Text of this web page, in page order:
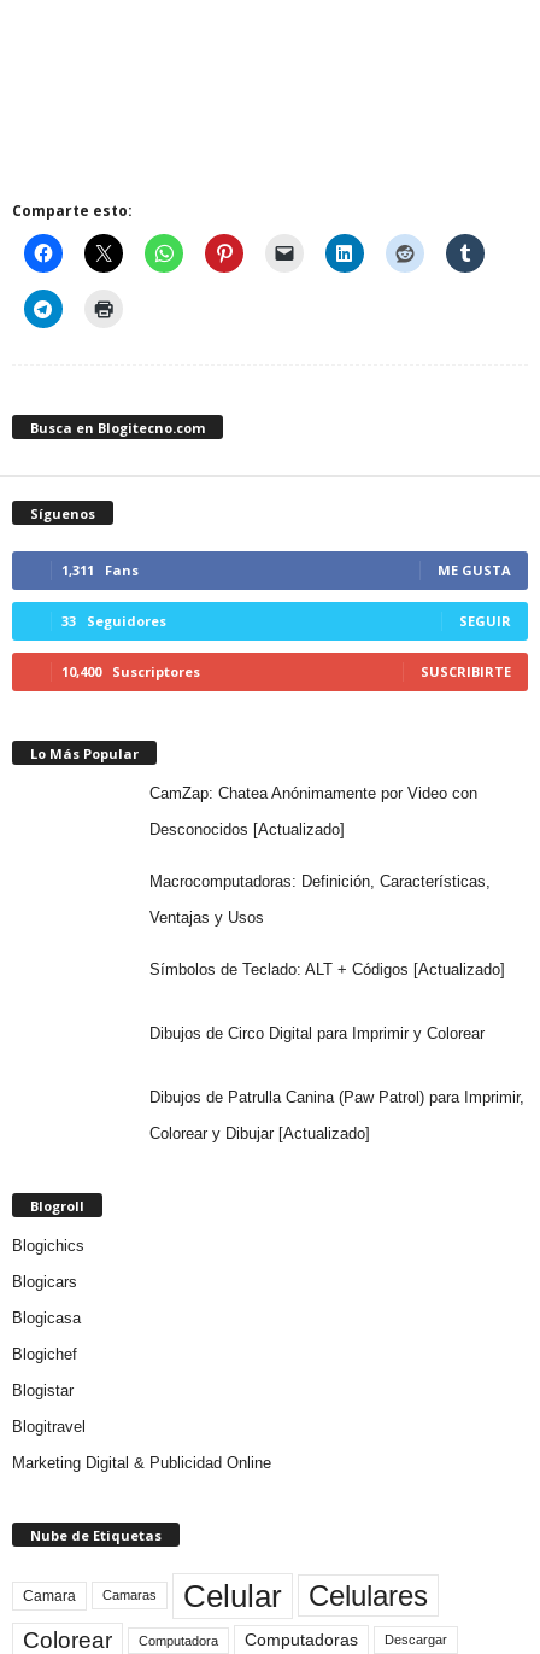
Comparte esto:
Busca en Blogitecno.com
Síguenos
1,311 Fans ME GUSTA
33 Seguidores SEGUIR
10,400 Suscriptores SUSCRIBIRTE
Lo Más Popular
CamZap: Chatea Anónimamente por Video con
Desconocidos [Actualizado]
Macrocomputadoras: Definición, Características,
Ventajas y Usos
Símbolos de Teclado: ALT + Códigos [Actualizado]
Dibujos de Circo Digital para Imprimir y Colorear
Dibujos de Patrulla Canina (Paw Patrol) para Imprimir,
Colorear y Dibujar [Actualizado]
Blogroll
Blogichics
Blogicars
Blogicasa
Blogichef
Blogistar
Blogitravel
Marketing Digital & Publicidad Online
Nube de Etiquetas
Camara Camaras Celular Celulares
Colorear Computadora Computadoras Descargar